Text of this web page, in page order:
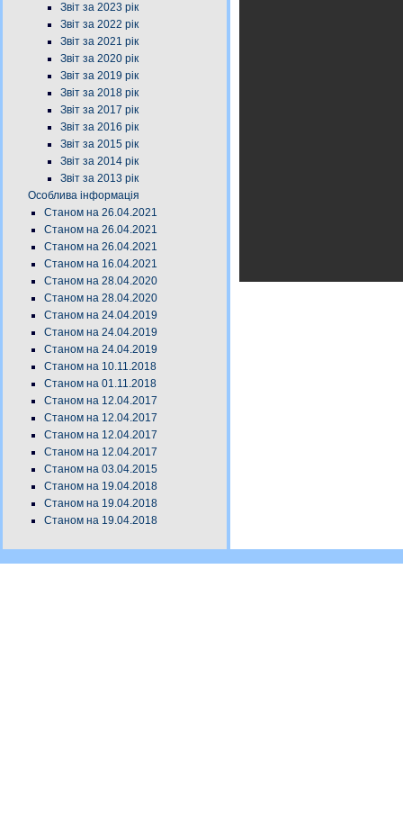
Звіт за 2023 рік
Звіт за 2022 рік
Звіт за 2021 рік
Звіт за 2020 рік
Звіт за 2019 рік
Звіт за 2018 рік
Звіт за 2017 рік
Звіт за 2016 рік
Звіт за 2015 рік
Звіт за 2014 рік
Звіт за 2013 рік
Особлива інформація
Станом на 26.04.2021
Станом на 26.04.2021
Станом на 26.04.2021
Станом на 16.04.2021
Станом на 28.04.2020
Станом на 28.04.2020
Станом на 24.04.2019
Станом на 24.04.2019
Станом на 24.04.2019
Станом на 10.11.2018
Станом на 01.11.2018
Станом на 12.04.2017
Станом на 12.04.2017
Станом на 12.04.2017
Станом на 12.04.2017
Станом на 03.04.2015
Станом на 19.04.2018
Станом на 19.04.2018
Станом на 19.04.2018